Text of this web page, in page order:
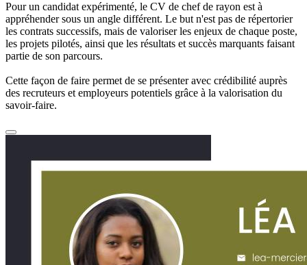
Pour un candidat expérimenté, le CV de chef de rayon est à
appréhender sous un angle différent. Le but n'est pas de répertorier
les contrats successifs, mais de valoriser les enjeux de chaque poste,
les projets pilotés, ainsi que les résultats et succès marquants faisant
partie de son parcours.
Cette façon de faire permet de se présenter avec crédibilité auprès
des recruteurs et employeurs potentiels grâce à la valorisation du
savoir-faire.